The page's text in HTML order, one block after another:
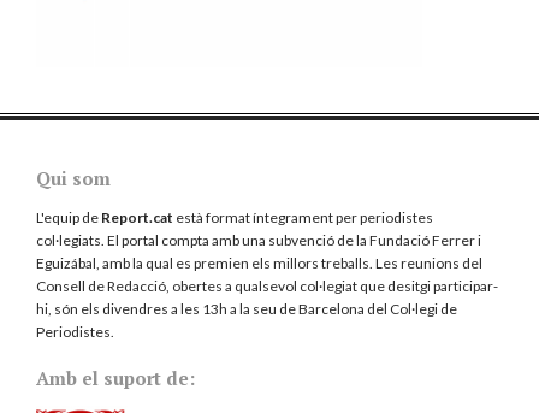
Qui som
L'equip de Report.cat està format íntegrament per periodistes
col·legiats. El portal compta amb una subvenció de la Fundació Ferrer i
Eguizábal, amb la qual es premien els millors treballs. Les reunions del
Consell de Redacció, obertes a qualsevol col·legiat que desitgi participar-
hi, són els divendres a les 13h a la seu de Barcelona del Col·legi de
Periodistes
Amb el suport de: